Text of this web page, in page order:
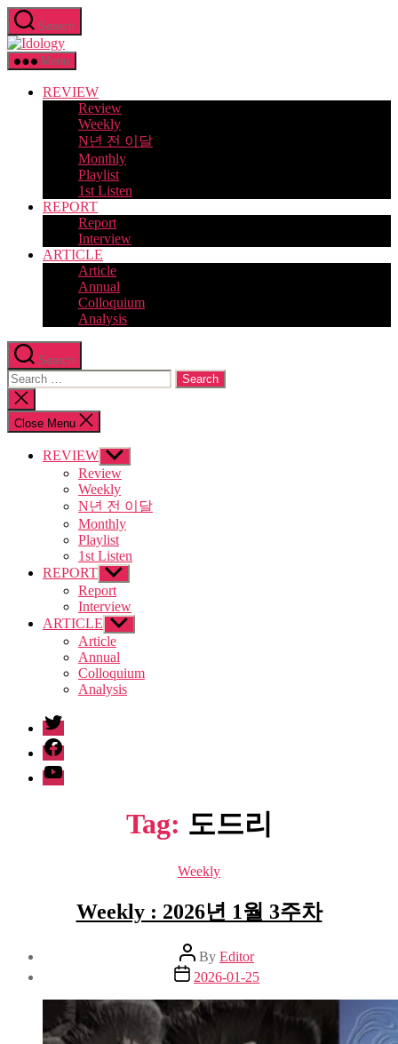
Skip
to
the
content
Search
Idology
Menu
REVIEW
Review
Weekly
N년 전 이달
Monthly
Playlist
1st Listen
REPORT
Report
Interview
ARTICLE
Article
Annual
Colloquium
Analysis
Search
Search
for:
Close
search
Close Menu
REVIEW Show
sub
menu
Review
Weekly
N년 전 이달
Monthly
Playlist
1st Listen
REPORT Show
sub
menu
Report
Interview
ARTICLE Show
sub
menu
Article
Annual
Colloquium
Analysis
twitter
facebook
Youtube
Tag: 도드리
Categories
Weekly
Weekly : 2026년 1월 3주차
Post
author
By Editor
Post
date
2026-01-25